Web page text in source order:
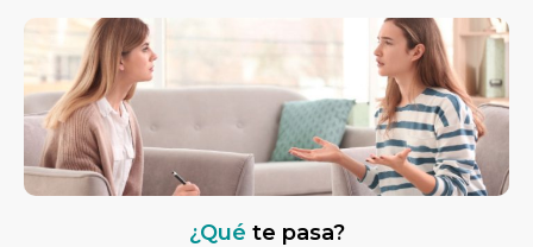
¿Qué te pasa?